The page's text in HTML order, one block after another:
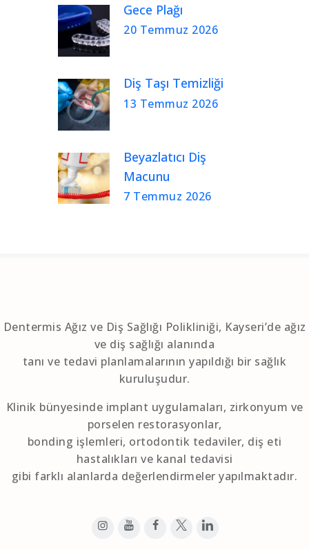
Gece Plağı
20 Temmuz 2026
Diş Taşı Temizliği
13 Temmuz 2026
Beyazlatıcı Diş
Macunu
7 Temmuz 2026
Dentermis Ağız ve Diş Sağlığı Polikliniği, Kayseri’de ağız
ve diş sağlığı alanında
tanı ve tedavi planlamalarının yapıldığı bir sağlık
kuruluşudur.
Klinik bünyesinde implant uygulamaları, zirkonyum ve
porselen restorasyonlar,
bonding işlemleri, ortodontik tedaviler, diş eti
hastalıkları ve kanal tedavisi
gibi farklı alanlarda değerlendirmeler yapılmaktadır.